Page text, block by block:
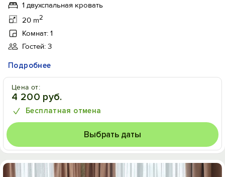
1 двухспальная кровать
20 m2
Комнат: 1
Гостей: 3
Подробнее
Цена от:
4 200 руб.
Бесплатная отмена
Выбрать даты